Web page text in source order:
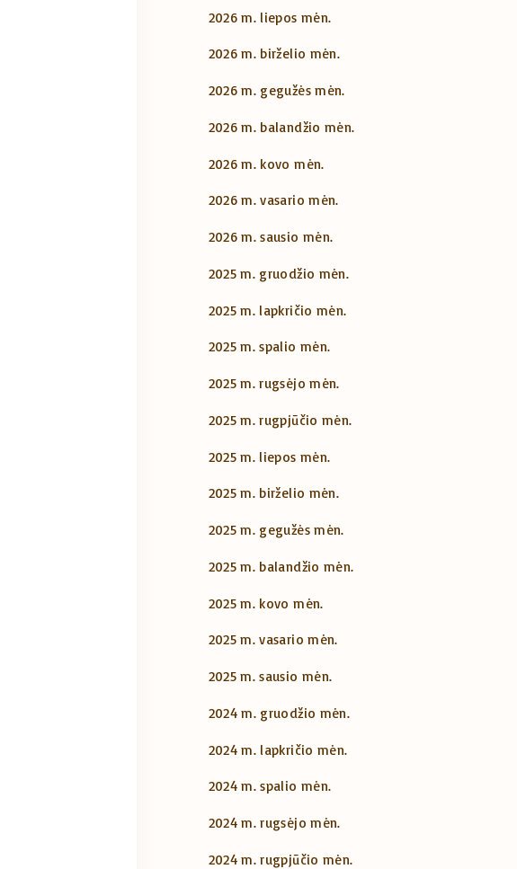
2026 m. liepos mėn.
2026 m. birželio mėn.
2026 m. gegužės mėn.
2026 m. balandžio mėn.
2026 m. kovo mėn.
2026 m. vasario mėn.
2026 m. sausio mėn.
2025 m. gruodžio mėn.
2025 m. lapkričio mėn.
2025 m. spalio mėn.
2025 m. rugsėjo mėn.
2025 m. rugpjūčio mėn.
2025 m. liepos mėn.
2025 m. birželio mėn.
2025 m. gegužės mėn.
2025 m. balandžio mėn.
2025 m. kovo mėn.
2025 m. vasario mėn.
2025 m. sausio mėn.
2024 m. gruodžio mėn.
2024 m. lapkričio mėn.
2024 m. spalio mėn.
2024 m. rugsėjo mėn.
2024 m. rugpjūčio mėn.